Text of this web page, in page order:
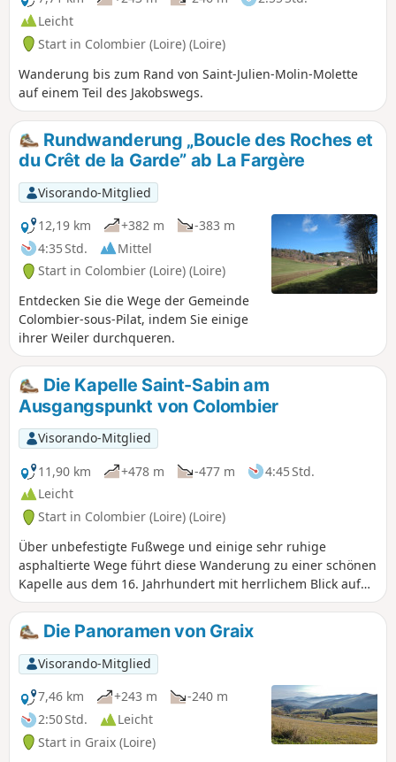
Leicht
Start in Colombier (Loire) (Loire)
Wanderung bis zum Rand von Saint-Julien-Molin-Molette
auf einem Teil des Jakobswegs.
Rundwanderung „Boucle des Roches et
du Crêt de la Garde” ab La Fargère
Visorando-Mitglied
12,19 km
+382 m
-383 m
4:35 Std.
Mittel
Start in Colombier (Loire) (Loire)
Entdecken Sie die Wege der Gemeinde
Colombier-sous-Pilat, indem Sie einige
ihrer Weiler durchqueren.
Die Kapelle Saint-Sabin am
Ausgangspunkt von Colombier
Visorando-Mitglied
11,90 km
+478 m -477 m
4:45 Std.
Leicht
Start in Colombier (Loire) (Loire)
Über unbefestigte Fußwege und einige sehr ruhige
asphaltierte Wege führt diese Wanderung zu einer schönen
Kapelle aus dem 16. Jahrhundert mit herrlichem Blick auf
das Rhonetal.
Die Panoramen von Graix
Visorando-Mitglied
7,46 km
+243 m
-240 m
2:50 Std.
Leicht
Start in Graix (Loire)